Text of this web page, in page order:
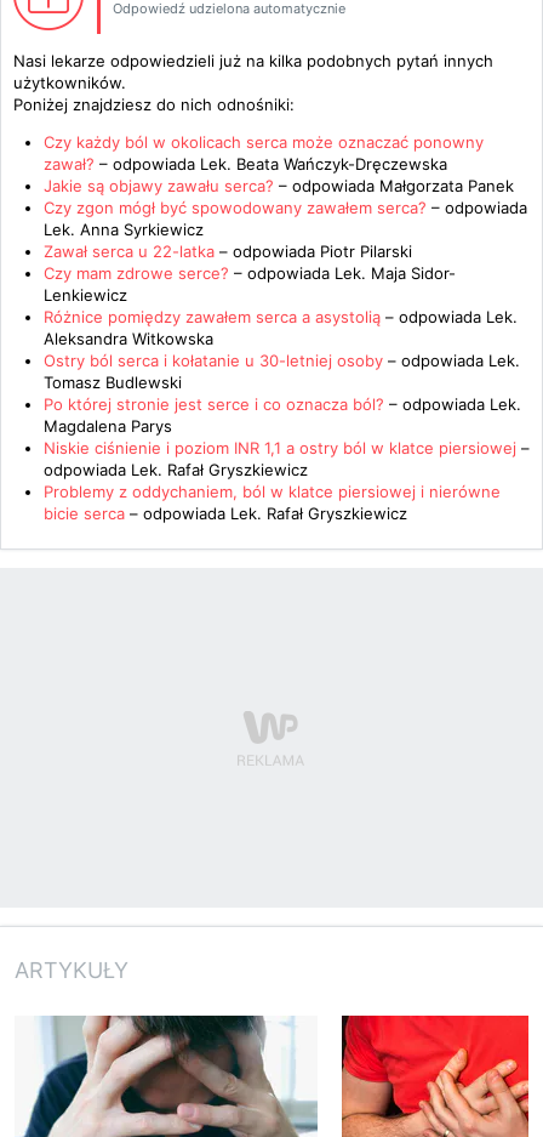
Odpowiedź udzielona automatycznie
Nasi lekarze odpowiedzieli już na kilka podobnych pytań innych
użytkowników.
Poniżej znajdziesz do nich odnośniki:
Czy każdy ból w okolicach serca może oznaczać ponowny
zawał? – odpowiada Lek. Beata Wańczyk-Dręczewska
Jakie są objawy zawału serca? – odpowiada Małgorzata Panek
Czy zgon mógł być spowodowany zawałem serca? – odpowiada
Lek. Anna Syrkiewicz
Zawał serca u 22-latka – odpowiada Piotr Pilarski
Czy mam zdrowe serce? – odpowiada Lek. Maja Sidor-
Lenkiewicz
Różnice pomiędzy zawałem serca a asystolią – odpowiada Lek.
Aleksandra Witkowska
Ostry ból serca i kołatanie u 30-letniej osoby – odpowiada Lek.
Tomasz Budlewski
Po której stronie jest serce i co oznacza ból? – odpowiada Lek.
Magdalena Parys
Niskie ciśnienie i poziom INR 1,1 a ostry ból w klatce piersiowej –
odpowiada Lek. Rafał Gryszkiewicz
Problemy z oddychaniem, ból w klatce piersiowej i nierówne
bicie serca – odpowiada Lek. Rafał Gryszkiewicz
ARTYKUŁY